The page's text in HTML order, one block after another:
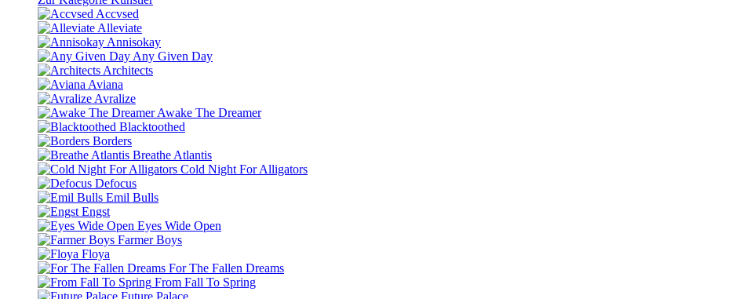
Accvsed
Alleviate
Annisokay
Any Given Day
Architects
Aviana
Avralize
Awake The Dreamer
Blacktoothed
Borders
Breathe Atlantis
Cold Night For Alligators
Defocus
Emil Bulls
Engst
Eyes Wide Open
Farmer Boys
Floya
For The Fallen Dreams
From Fall To Spring
Future Palace